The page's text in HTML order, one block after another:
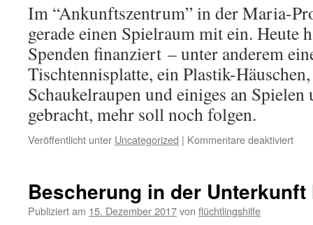
Im “Ankunftszentrum” in der Maria-
gerade einen Spielraum mit ein. Heute
Spenden finanziert – unter anderem
Tischtennisplatte, ein Plastik-
Schaukelraupen und einiges an
gebracht, mehr soll noch folgen.
Veröffentlicht unter Uncategorized | Kommentare deaktiviert
Bescherung in der
Publiziert am 15. Dezember 2017von flüchtlingshilfe